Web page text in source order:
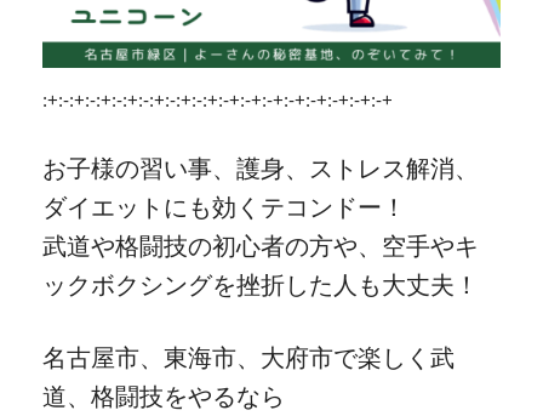
:+:-:+:-:+:-:+:-:+:-:+:-:+:-+:-+:-+:-+:-+:-+:-+:-+
お子様の習い事、護身、ストレス解消、
ダイエットにも効くテコンドー！
武道や格闘技の初心者の方や、空手やキ
ックボクシングを挫折した人も大丈夫！
名古屋市、東海市、大府市で楽しく武
道、格闘技をやるなら